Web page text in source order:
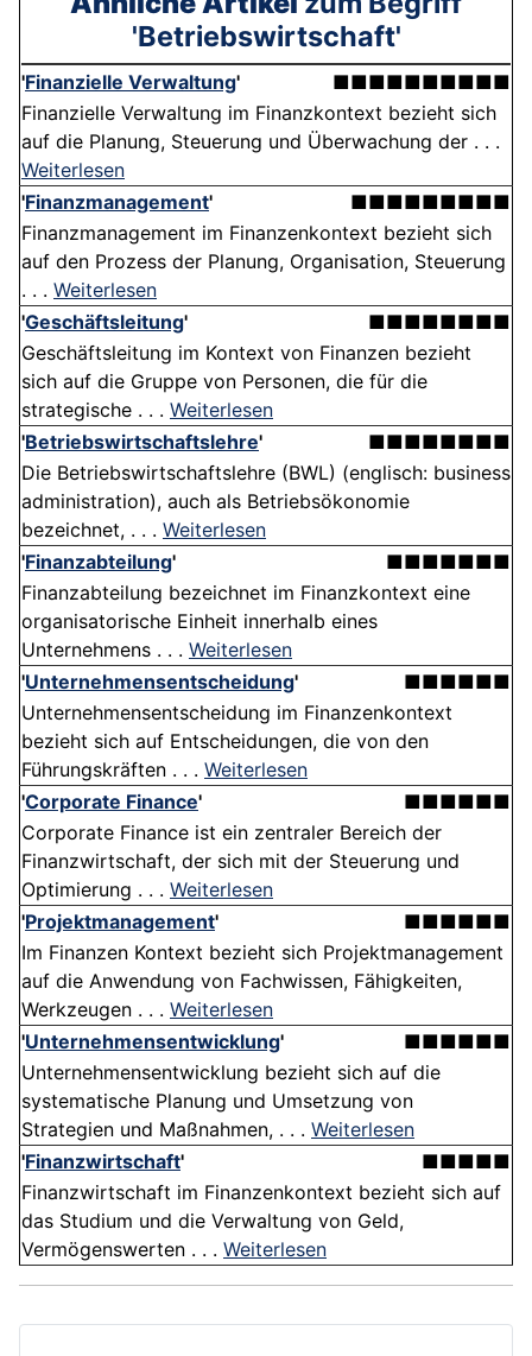
'Betriebswirtschaft'
'Finanzielle Verwaltung'
■■■■■■■■■■
Finanzielle Verwaltung im Finanzkontext bezieht sich
auf die Planung, Steuerung und Überwachung der . . .
Weiterlesen
'Finanzmanagement'
■■■■■■■■■
Finanzmanagement im Finanzenkontext bezieht sich
auf den Prozess der Planung, Organisation, Steuerung
. . . Weiterlesen
'Geschäftsleitung'
■■■■■■■■
Geschäftsleitung im Kontext von Finanzen bezieht
sich auf die Gruppe von Personen, die für die
strategische . . . Weiterlesen
'Betriebswirtschaftslehre'
■■■■■■■■
Die Betriebswirtschaftslehre (BWL) (englisch: business
administration), auch als Betriebsökonomie
bezeichnet, . . . Weiterlesen
'Finanzabteilung'
■■■■■■■
Finanzabteilung bezeichnet im Finanzkontext eine
organisatorische Einheit innerhalb eines
Unternehmens . . . Weiterlesen
'Unternehmensentscheidung'
■■■■■■
Unternehmensentscheidung im Finanzenkontext
bezieht sich auf Entscheidungen, die von den
Führungskräften . . . Weiterlesen
'Corporate Finance'
■■■■■■
Corporate Finance ist ein zentraler Bereich der
Finanzwirtschaft, der sich mit der Steuerung und
Optimierung . . . Weiterlesen
'Projektmanagement'
■■■■■■
Im Finanzen Kontext bezieht sich Projektmanagement
auf die Anwendung von Fachwissen, Fähigkeiten,
Werkzeugen . . . Weiterlesen
'Unternehmensentwicklung'
■■■■■■
Unternehmensentwicklung bezieht sich auf die
systematische Planung und Umsetzung von
Strategien und Maßnahmen, . . . Weiterlesen
'Finanzwirtschaft'
■■■■■
Finanzwirtschaft im Finanzenkontext bezieht sich auf
das Studium und die Verwaltung von Geld,
Vermögenswerten . . . Weiterlesen